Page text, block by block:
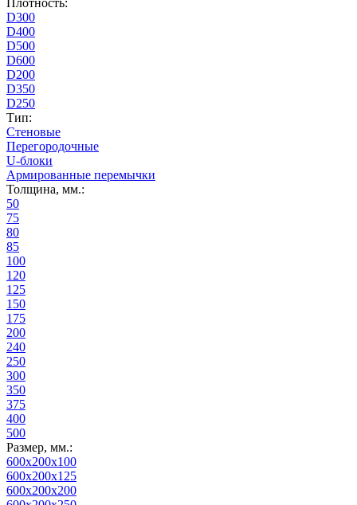
D300
D400
D500
D600
D200
D350
D250
Тип:
Стеновые
Перегородочные
U-блоки
Армированные перемычки
Толщина, мм.:
50
75
80
85
100
120
125
150
175
200
240
250
300
350
375
400
500
Размер, мм.:
600x200x100
600x200x125
600x200x200